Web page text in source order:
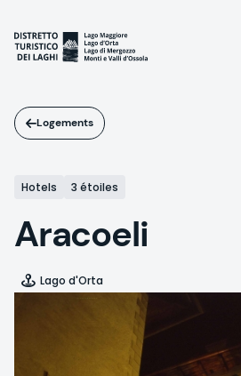
contenu
principal
Logements
Hotels 3 étoiles
Aracoeli
Lago d'Orta